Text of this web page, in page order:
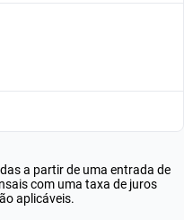
a partir de uma entrada de
com uma taxa de juros
aplicáveis.